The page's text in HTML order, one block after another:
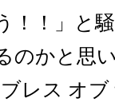
！！」と
のかと思
レス オ